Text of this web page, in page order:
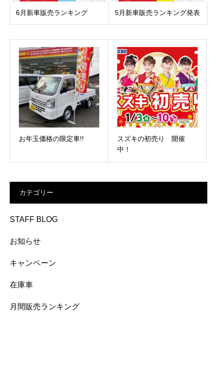
6月新車販売ランキング 5月新車販売ランキング発表
お年玉価格の限定車!!
スズキの初売り 開催
中！
カテゴリー
STAFF BLOG
お知らせ
キャンペーン
在庫車
月間販売ランキング